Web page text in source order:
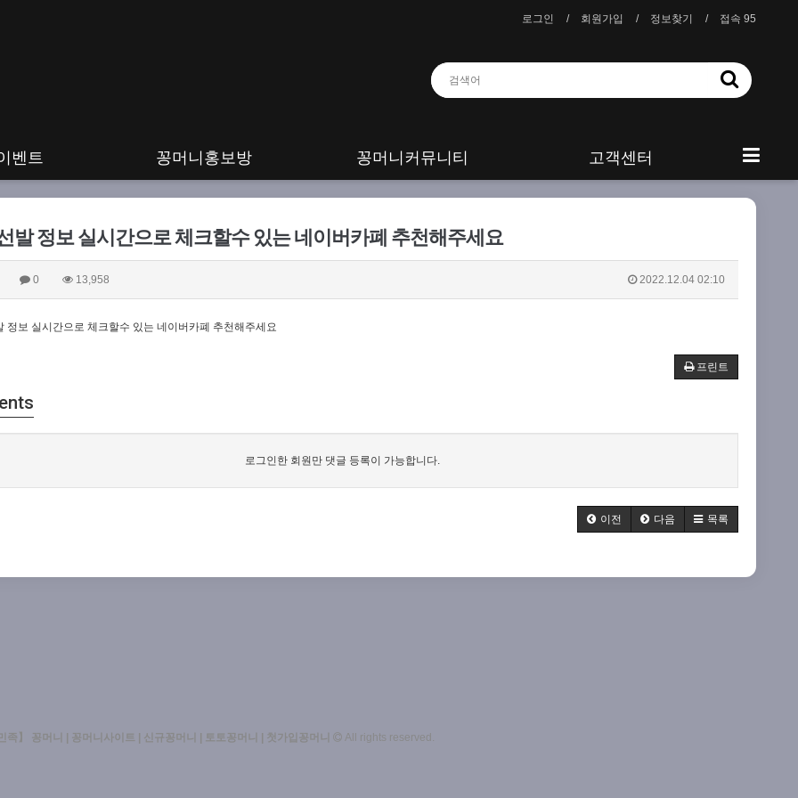
로그인 회원가입 정보찾기 접속 95
벤트 꽁머니홍보방 꽁머니커뮤니티 고객센터
발 정보 실시간으로 체크할수 있는 네이버카폐 추천해주세요
0 13,958 2022.12.04 02:10
정보 실시간으로 체크할수 있는 네이버카폐 추천해주세요
프린트
로그인한 회원만 댓글 등록이 가능합니다.
이전 다음 목록
족】 꽁머니 | 꽁머니사이트 | 신규꽁머니 | 토토꽁머니 | 첫가입꽁머니 All rights reserved.